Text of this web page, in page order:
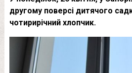
другому поверсі дитячого
чотирирічний хлопчик.